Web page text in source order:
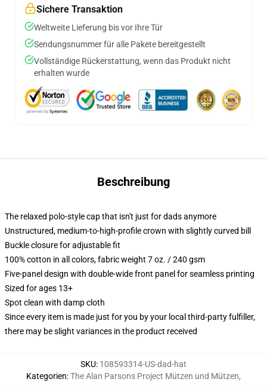
Sichere Transaktion
Weltweite Lieferung bis vor Ihre Tür
Sendungsnummer für alle Pakete bereitgestellt
Vollständige Rückerstattung, wenn das Produkt nicht
erhalten wurde
Beschreibung
The relaxed polo-style cap that isn't just for dads anymore
Unstructured, medium-to-high-profile crown with slightly curved bill
Buckle closure for adjustable fit
100% cotton in all colors, fabric weight 7 oz. / 240 gsm
Five-panel design with double-wide front panel for seamless printing
Sized for ages 13+
Spot clean with damp cloth
Since every item is made just for you by your local third-party fulfiller,
there may be slight variances in the product received
SKU: 108593314-US-dad-hat
Kategorien:The Alan Parsons Project Mützen und Mützen,